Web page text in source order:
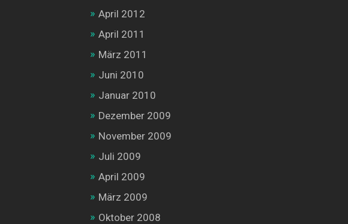
April 2012
April 2011
März 2011
Juni 2010
Januar 2010
Dezember 2009
November 2009
Juli 2009
April 2009
März 2009
Oktober 2008